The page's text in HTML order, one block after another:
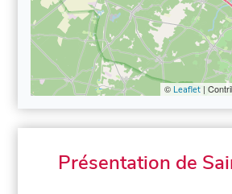
© Leaflet|
Présentation de